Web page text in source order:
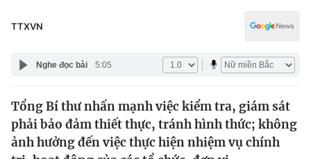
Pháp luật
Y tế
Thế giới
Tin tức
Kinh tế
TTXVN
Nghe đọc bài 5:05
Tổng Bí thư nhấn mạnh việc kiểm tra, giám sát
phải bảo đảm thiết thực, tránh hình thức; không
ảnh hưởng đến việc thực hiện nhiệm vụ chính